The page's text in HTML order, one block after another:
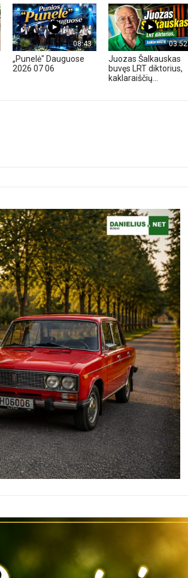
08:43
„Punelė" Dauguose
2026 07 06
03:52
Juozas Šalkauskas
buvęs LRT diktorius,
kaklaraiščių...